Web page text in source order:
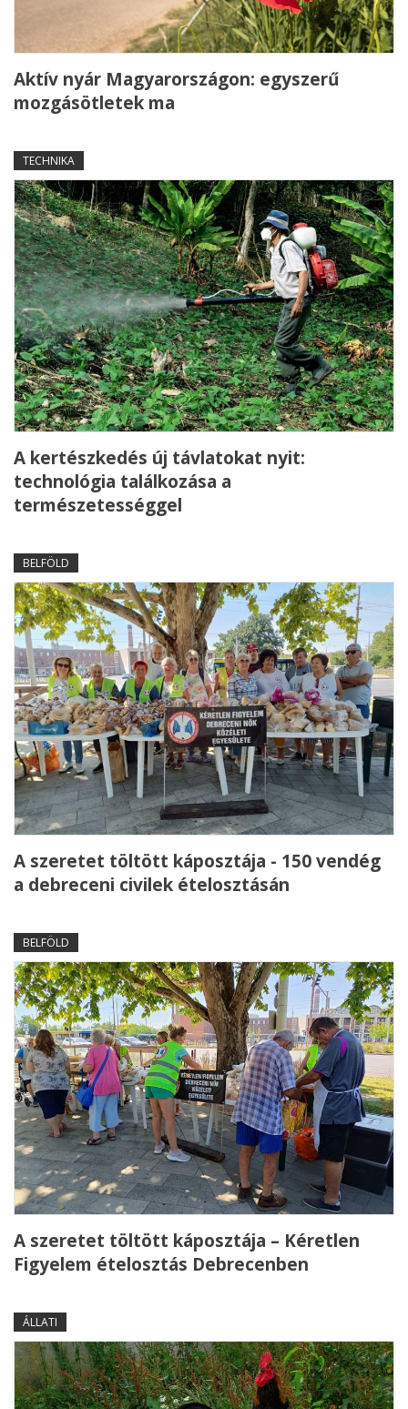
Aktív nyár Magyarországon: egyszerű
mozgásötletek ma
TECHNIKA
A kertészkedés új távlatokat nyit:
technológia találkozása a
természetességgel
BELFÖLD
A szeretet töltött káposztája - 150 vendég
a debreceni civilek ételosztásán
BELFÖLD
A szeretet töltött káposztája – Kéretlen
Figyelem ételosztás Debrecenben
ÁLLATI